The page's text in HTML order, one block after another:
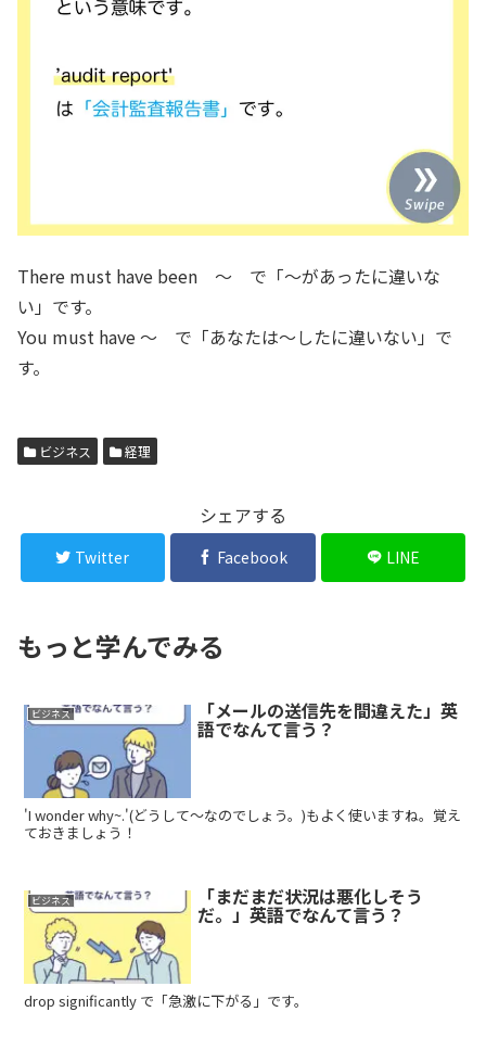
There must have been 〜 で「〜があったに違いな
い」です。
You must have 〜 で「あなたは〜したに違いない」で
す。
ビジネス 経理
シェアする
Twitter Facebook LINE
もっと学んでみる
ビジネス 「メールの送信先を間違えた」英
語でなんて言う？
'I wonder why~.'(どうして〜なのでしょう。)もよく使いますね。覚え
ておきましょう！
ビジネス 「まだまだ状況は悪化しそう
だ。」英語でなんて言う？
drop significantly で「急激に下がる」です。